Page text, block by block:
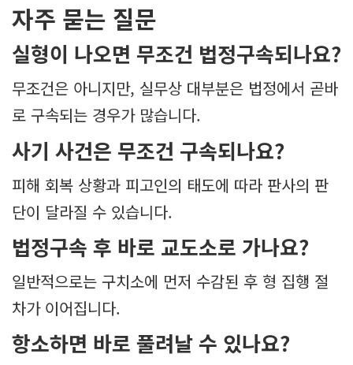
자주 묻는 질문
실형이 나오면 무조건 법정구속되나요?
무조건은 아니지만, 실무상 대부분은 법정에서 곧바
로 구속되는 경우가 많습니다.
사기 사건은 무조건 구속되나요?
피해 회복 상황과 피고인의 태도에 따라 판사의 판
단이 달라질 수 있습니다.
법정구속 후 바로 교도소로 가나요?
일반적으로는 구치소에 먼저 수감된 후 형 집행 절
차가 이어집니다.
항소하면 바로 풀려날 수 있나요?